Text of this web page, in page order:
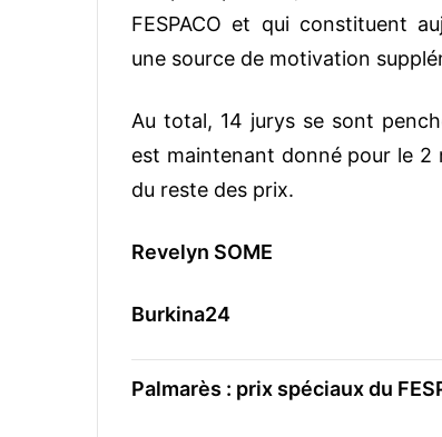
FESPACO et qui constituent
une source de motivation
Au total, 14 jurys se sont
est maintenant donné pour le 2
du reste des prix.
Revelyn SOME
Burkina24
Palmarès : prix spéciaux du